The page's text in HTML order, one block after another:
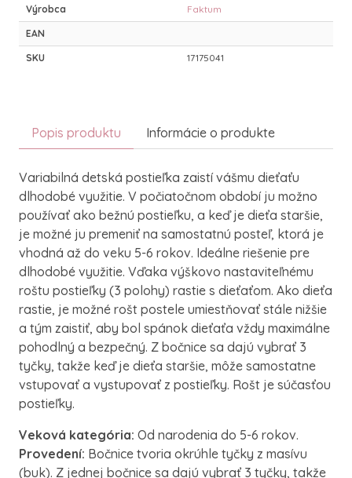
Výrobca Faktum
EAN
SKU 17175041
Popis produktu Informácie o produkte
Variabilná detská postieľka zaistí vášmu dieťaťu
dlhodobé využitie. V počiatočnom období ju možno
používať ako bežnú postieľku, a keď je dieťa staršie,
je možné ju premeniť na samostatnú posteľ, ktorá je
vhodná až do veku 5-6 rokov. Ideálne riešenie pre
dlhodobé využitie. Vďaka výškovo nastaviteľnému
roštu postieľky (3 polohy) rastie s dieťaťom. Ako dieťa
rastie, je možné rošt postele umiestňovať stále nižšie
a tým zaistiť, aby bol spánok dieťaťa vždy maximálne
pohodlný a bezpečný. Z bočnice sa dajú vybrať 3
tyčky, takže keď je dieťa staršie, môže samostatne
vstupovať a vystupovať z postieľky. Rošt je súčasťou
postieľky.
Veková kategória: Od narodenia do 5-6 rokov.
Provedení: Bočnice tvoria okrúhle tyčky z masívu
(buk). Z jednej bočnice sa dajú vybrať 3 tyčky, takže